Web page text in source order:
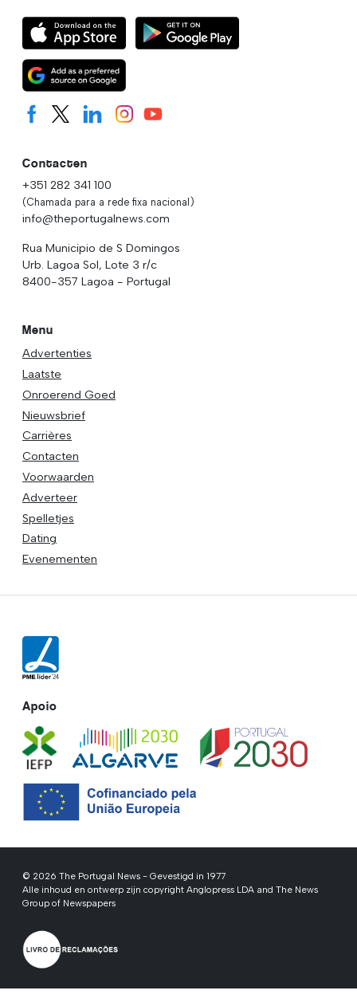
Contacten
+351 282 341 100
(Chamada para a rede fixa nacional)
info@theportugalnews.com
Rua Municipio de S Domingos
Urb. Lagoa Sol, Lote 3 r/c
8400-357 Lagoa - Portugal
Menu
Advertenties
Laatste
Onroerend Goed
Nieuwsbrief
Carrières
Contacten
Voorwaarden
Adverteer
Spelletjes
Dating
Evenementen
Apoio
© 2026 The Portugal News - Gevestigd in 1977
Alle inhoud en ontwerp zijn copyright Anglopress LDA and The News
Group of Newspapers